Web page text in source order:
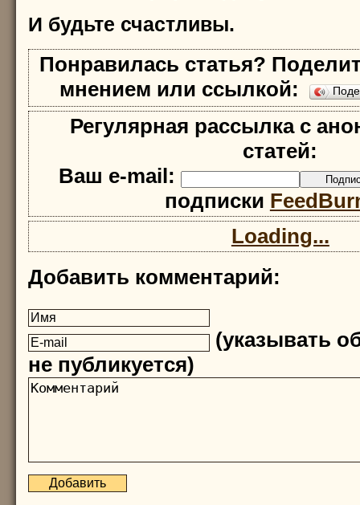
И будьте счастливы.
Понравилась статья?
мнением или ссылкой:
Регулярная рассылка с
статей:
Ваш e-mail:
подписки
Loading...
Добавить комментарий:
(указывать
не публикуется)